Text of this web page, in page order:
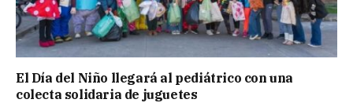
El Día del Niño llegará al pediátrico con una
colecta solidaria de juguetes